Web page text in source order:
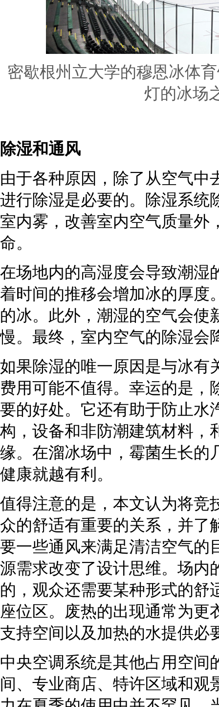
密歇根州立大学的穆恩冰体
灯的冰场
除湿和通风
由于各种原因，除了从空气中
进行除湿是必要的。除湿系统
室内雾，改善室内空气质量外
命。
在场地内的高湿度会导致潮湿
着时间的推移会增加冰的厚度
的冰。此外，潮湿的空气会使
慢。最终，室内空气的除湿会
如果除湿的唯一原因是与冰有
费用可能不值得。幸运的是，
要的好处。它还有助于防止水
构，设备和非防潮建筑材料，
缘。在溜冰场中，霉菌生长的
健康就越有利。
值得注意的是，本文认为将竞
众的舒适有重要的关系，并了
要一些通风来满足清洁空气的
源需求改变了设计思维。场内
的，观众还需要某种形式的舒
座位区。废热的出现通常为更
支持空间以及加热的水提供必
中央空调系统是其他占用空间
间、专业商店、特许区域和观